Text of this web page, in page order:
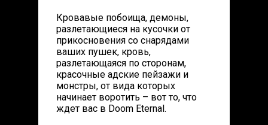
Кровавые побоища, демоны,
разлетающиеся на кусочки от
прикосновения со снарядами
ваших пушек, кровь,
разлетающаяся по сторонам,
красочные адские пейзажи и
монстры, от вида которых
начинает воротить – вот то, что
ждет вас в Doom Eternal.